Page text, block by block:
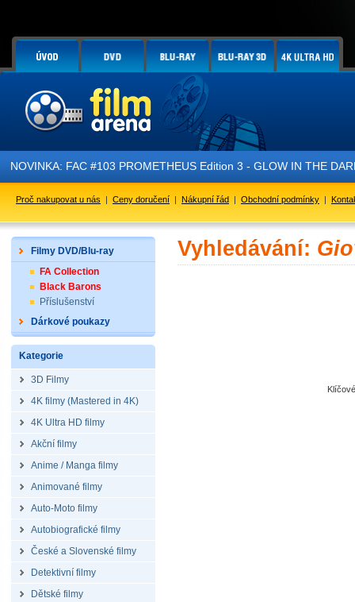
NOVINKA: FAC #103 PROMETHEUS Edition 3 - GLOW IN THE
Proč nakupovat u nás | Ceny doručení | Nákupní řád | Obchodní podmínky |
Filmy DVD/Blu-ray
FA Collection
Black Barons
Příslušenství
Dárkové poukazy
Kategorie
3D Filmy
4K filmy (Mastered in 4K)
4K Ultra HD filmy
Akční filmy
Anime / Manga filmy
Animované filmy
Auto-Moto filmy
Autobiografické filmy
České a Slovenské filmy
Detektivní filmy
Dětské filmy
Vyhledávání: